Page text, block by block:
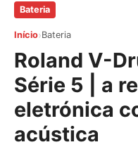
Pular
conteúdo
principal
Bateria
Início›Bateria
Roland V-
Série 5 | a
eletrónica
acústica